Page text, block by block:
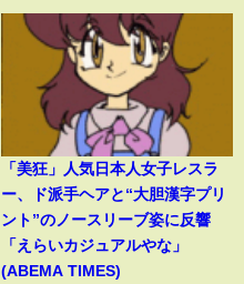
「美狂」人気日本人女子レスラ
ー、ド派手ヘアと“大胆漢字プリ
ント”のノースリーブ姿に反響
「えらいカジュアルやな」
(ABEMA TIMES)